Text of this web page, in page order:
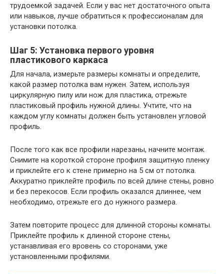
трудоемкой задачей. Если у вас нет достаточного опыта
или навыков, лучше обратиться к профессионалам для
установки потолка.
Шаг 5: Установка первого уровня
пластикового каркаса
Для начала, измерьте размеры комнаты и определите,
какой размер потолка вам нужен. Затем, используя
циркулярную пилу или нож для пластика, отрежьте
пластиковый профиль нужной длины. Учтите, что на
каждом углу комнаты должен быть установлен угловой
профиль.
После того как все профили нарезаны, начните монтаж.
Снимите на короткой стороне профиля защитную пленку
и приклейте его к стене примерно на 5 см от потолка.
Аккуратно приклейте профиль по всей длине стены, ровно
и без перекосов. Если профиль оказался длиннее, чем
необходимо, отрежьте его до нужного размера.
Затем повторите процесс для длинной стороны комнаты.
Приклейте профиль к длинной стороне стены,
устанавливая его вровень со сторонами, уже
установленными профилями.